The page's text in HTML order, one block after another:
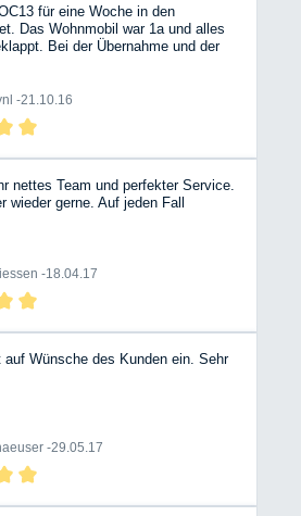
für eine Woche in den
Das Wohnmobil war 1a und alles
Bei der Übernahme und der
-21.10.16
nettes Team und perfekter Service.
wieder gerne. Auf jeden Fall
-18.04.17
auf Wünsche des Kunden ein. Sehr
-29.05.17